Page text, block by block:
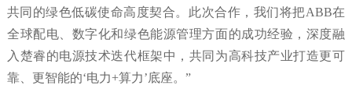
共同的绿色低碳使命高度契合。此次合作，我们将把ABB在
全球配电、数字化和绿色能源管理方面的成功经验，深度融
入楚睿的电源技术迭代框架中，共同为高科技产业打造更可
靠、更智能的‘电力+算力’底座。”